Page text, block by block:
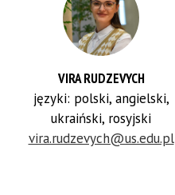
VIRA RUDZEVYCH
języki: polski, angielski,
ukraiński, rosyjski
vira.rudzevych@us.edu.pl